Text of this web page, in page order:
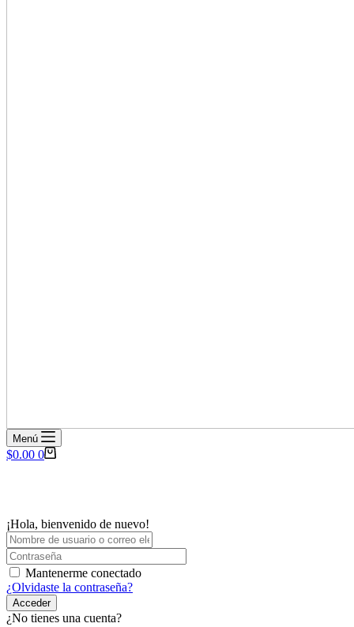
Menú
Carro
$0.00 0
¡Hola, bienvenido de nuevo!
Mantenerme conectado
¿Olvidaste la contraseña?
Acceder
¿No tienes una cuenta?